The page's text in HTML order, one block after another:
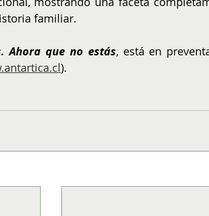
familiar.
Ahora que no estás, está en
).